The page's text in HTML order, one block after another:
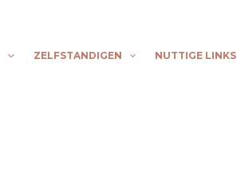
ZELFSTANDIGEN NUTTIGE LINKS